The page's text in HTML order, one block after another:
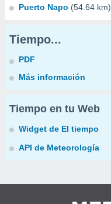
Puerto Napo (54.64 km)
Tiempo...
PDF
Más información
Tiempo en tu Web
Widget de El tiempo
API de Meteorología